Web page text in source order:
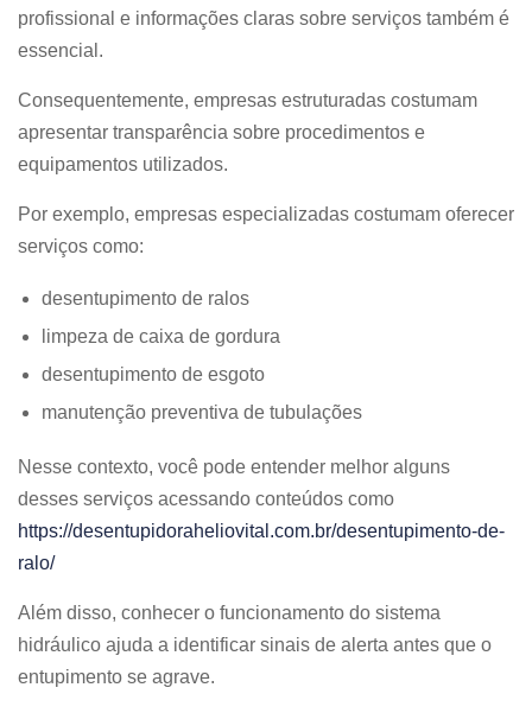
profissional e informações claras sobre serviços também é
essencial.
Consequentemente, empresas estruturadas costumam
apresentar transparência sobre procedimentos e
equipamentos utilizados.
Por exemplo, empresas especializadas costumam oferecer
serviços como:
desentupimento de ralos
limpeza de caixa de gordura
desentupimento de esgoto
manutenção preventiva de tubulações
Nesse contexto, você pode entender melhor alguns
desses serviços acessando conteúdos como
https://desentupidoraheliovital.com.br/desentupimento-de-
ralo/
Além disso, conhecer o funcionamento do sistema
hidráulico ajuda a identificar sinais de alerta antes que o
entupimento se agrave.